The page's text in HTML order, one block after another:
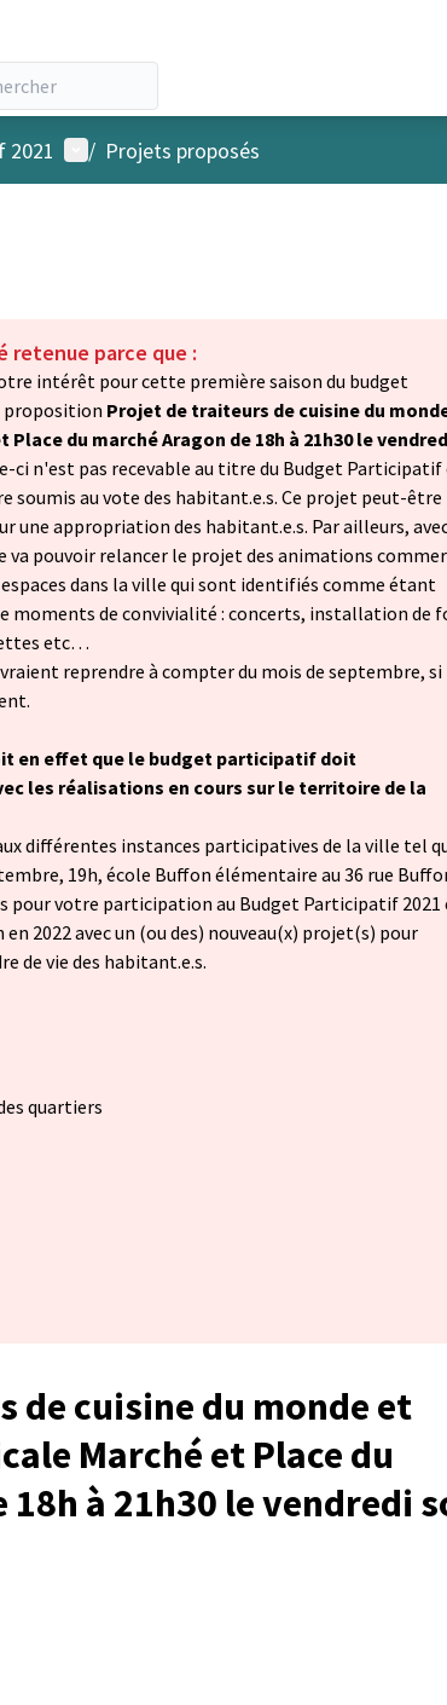
2021 Menu utilisateur
/ Projets proposés
retenue parce que :
intérêt pour cette première saison du budget
proposition Projet de traiteurs de cuisine du
du marché Aragon de 18h à 21h30 le
ci n'est pas recevable au titre du Budget Participatif
soumis au vote des habitant.e.s. Ce projet peut-être
une appropriation des habitant.e.s. Par ailleurs,
pouvoir relancer le projet des animations
dans la ville qui sont identifiés comme étant
moments de convivialité : concerts, installation de
etc…
reprendre à compter du mois de septembre, si
en effet que le budget participatif doit
les réalisations en cours sur le territoire de la
différentes instances participatives de la ville tel
19h, école Buffon élémentaire au 36 rue
pour votre participation au Budget Participatif 2021
2022 avec un (ou des) nouveau(x) projet(s) pour
de vie des habitant.e.s.
quartiers
de cuisine du monde et
Marché et Place du
18h à 21h30 le vendredi